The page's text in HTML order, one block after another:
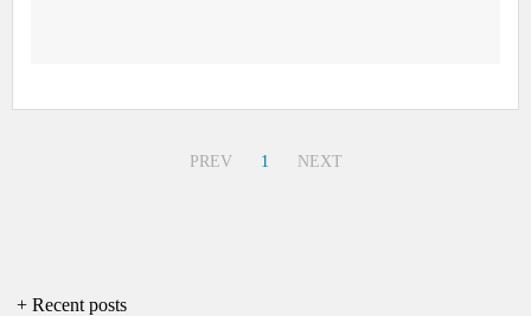
PREV 1 NEXT
+ Recent posts